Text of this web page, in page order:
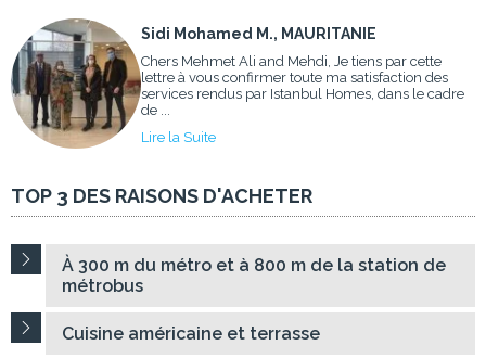
Sidi Mohamed M., MAURITANIE
Chers Mehmet Ali and Mehdi, Je tiens par cette
lettre à vous confirmer toute ma satisfaction des
services rendus par Istanbul Homes, dans le cadre
de ...
Lire la Suite
TOP 3 DES RAISONS D'ACHETER
À 300 m du métro et à 800 m de la station de
métrobus
Cuisine américaine et terrasse